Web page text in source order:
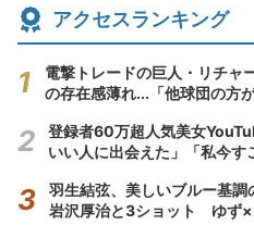
アクセスランキング
電撃トレードの巨人・リチャ
の存在感薄れ...「他球団の方
登録者60万超人気美女
いい人に出会えた」「私今す
羽生結弦、美しいブルー基調
岩沢厚治と3ショット ゆず×